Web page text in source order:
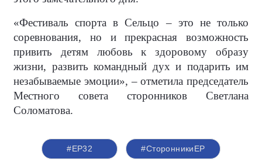
«Фестиваль спорта в Сельцо – это не только
соревнования, но и прекрасная возможность
привить детям любовь к здоровому образу
жизни, развить командный дух и подарить им
незабываемые эмоции», – отметила председатель
Местного совета сторонников Светлана
Соломатова.
#ЕР32 #СторонникиЕР